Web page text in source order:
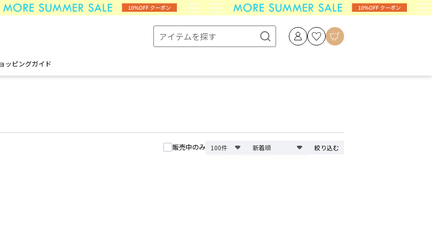
ッピングガイド
販売中のみ 絞り込む